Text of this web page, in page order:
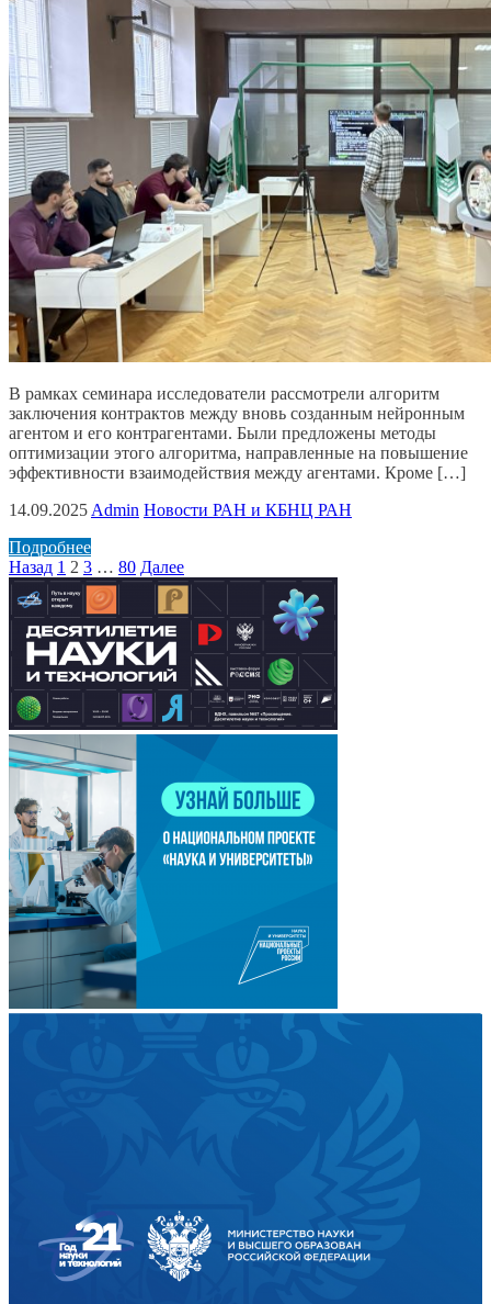
В рамках семинара исследователи рассмотрели алгоритм
заключения контрактов между вновь созданным нейронным
агентом и его контрагентами. Были предложены методы
оптимизации этого алгоритма, направленные на повышение
эффективности взаимодействия между агентами. Кроме […]
14.09.2025 Admin Новости РАН и КБНЦ РАН
Подробнее
Пагинация
записей
Назад 1 2 3 … 80 Далее